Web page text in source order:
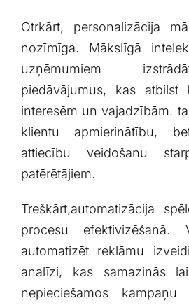
Otrkārt, personalizācija
nozīmīga. Mākslīgā
uzņēmumiem
piedāvājumus, kas atbilst
interesēm un vajadzībām.
klientu apmierinātību,
attiecību veidošanu
patērētājiem.
Treškārt,automatizācija
procesu
automatizēt reklāmu
analīzi,‌ kas samazinās
‍nepieciešamos